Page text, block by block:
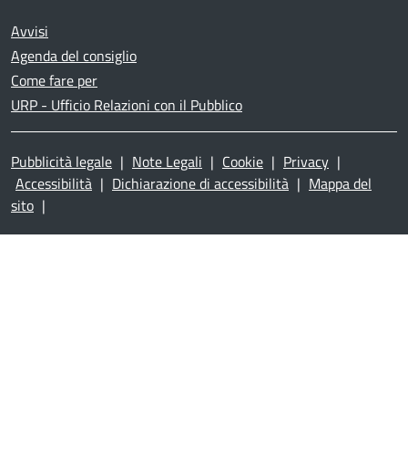
Avvisi
Agenda del consiglio
Come fare per
URP - Ufficio Relazioni con il Pubblico
Pubblicità legale | Note Legali | Cookie | Privacy |
Accessibilità | Dichiarazione di accessibilità | Mappa del
sito |